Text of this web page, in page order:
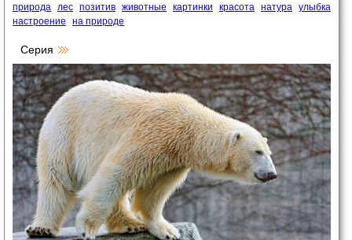
природа лес позитив животные картинки красота натура
улыбка
настроение
на природе
Серия